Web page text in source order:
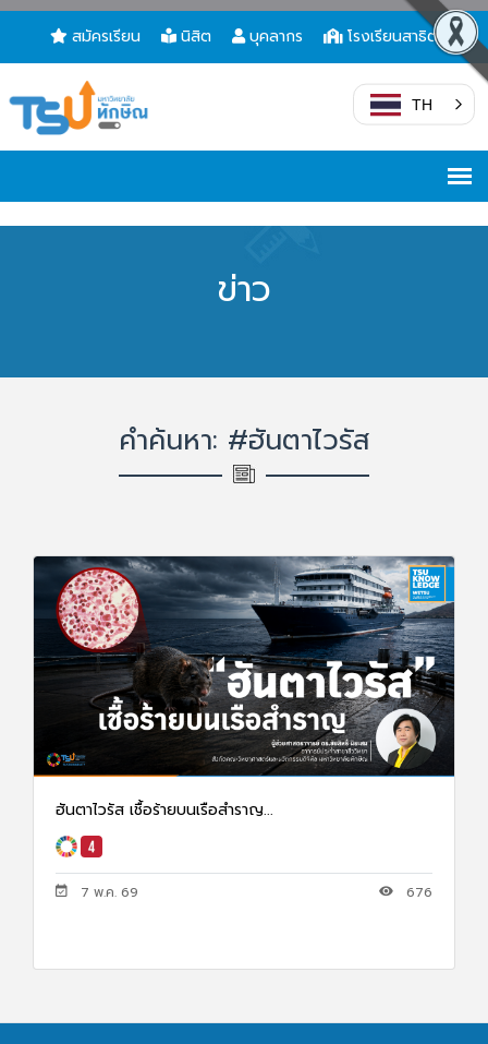
สมัครเรียน นิสิต บุคลากร โรงเรียนสาธิต
TH
ข่าว
คำค้นหา: #ฮันตาไวรัส
ฮันตาไวรัส เชื้อร้ายบนเรือสำราญ...
7 พ.ค. 69 676